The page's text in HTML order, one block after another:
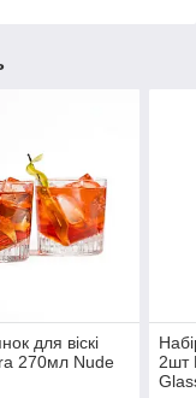
для віскі
270мл Nude
2шт